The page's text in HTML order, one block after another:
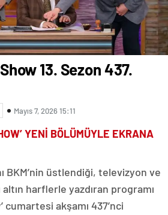
13. Sezon 437.
Mayıs 7, 2026 15:11
YENİ BÖLÜMÜYLE EKRANA
BKM’nin üstlendiği, televizyon ve
harflerle yazdıran programı
cumartesi akşamı 437’nci